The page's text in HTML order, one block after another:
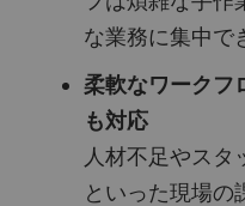
な業務に集中で
柔軟なワークフ
も対応
人材不足やスタ
といった現場の